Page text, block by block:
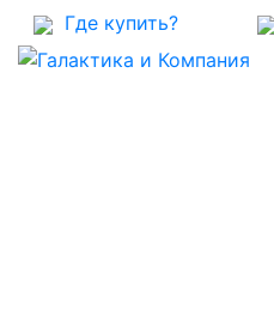
Где купить?